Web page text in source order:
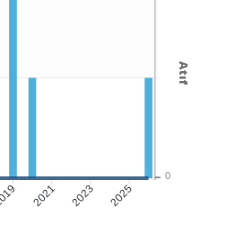
2021 2023 2025
0
Atıf